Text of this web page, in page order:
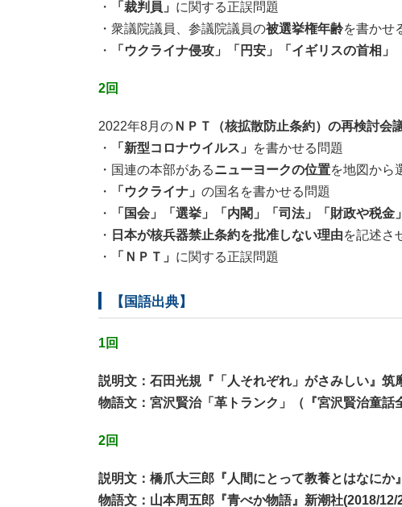
・
「裁判員」 に関する正誤問題
・衆議院議員、参議院議員の被選挙権年齢を書かせ
・
「ウクライナ侵攻」「円安」「イギリスの首相」
2回
2022年8月の ＮＰＴ（核拡散防止条約）の再検討会
・
「新型コロナウイルス」
を書かせる問題
・国連の本部があるニューヨークの位置を地図から
・
「ウクライナ」 の国名を書かせる問題
・
「国会」「選挙」「内閣」「司法」「財政や税金」
・ 日本が核兵器禁止条約を批准しない理由を記述さ
・
「ＮＰＴ」 に関する正誤問題
【国語出典】
1回
説明文：石田光規『「人それぞれ」がさみしい』筑
物語文：宮沢賢治「革トランク」（『宮沢賢治童
2回
説明文：橋爪大三郎『人間にとって教養とはなに
物語文：山本周五郎『青べか物語』‎新潮社(2018/12/